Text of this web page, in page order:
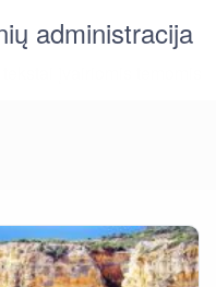
administracija